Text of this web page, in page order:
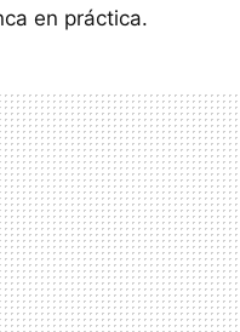
en práctica.